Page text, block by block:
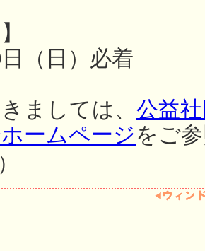
（日）必着
ましては、 公益
ームページをご